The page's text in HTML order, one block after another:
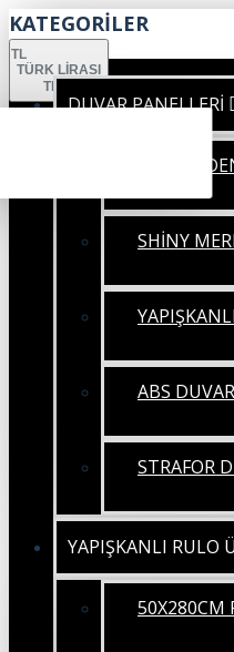
KATEGORİLER
TL
TÜRK LIRASI
TRY
DUVAR PANELLERİ
SHİNY
ABS
STRAFOR
YAPIŞKANLI RULO
50X280CM